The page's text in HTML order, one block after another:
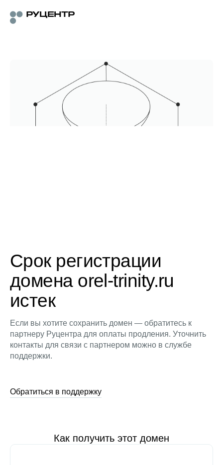
Срок регистрации
домена orel-trinity.ru
истек
Если вы хотите сохранить домен — обратитесь к
партнеру Руцентра для оплаты продления. Уточнить
контакты для связи с партнером можно в службе
поддержки.
Обратиться в поддержку
Как получить этот домен